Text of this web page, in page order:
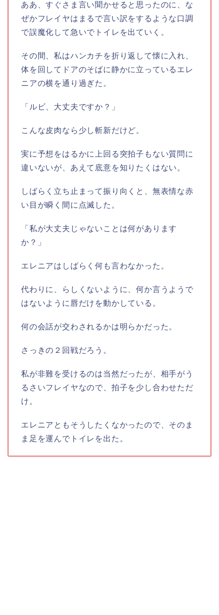
ああ、すぐさま言い聞かせると思ったのに、な
ぜかフレイヤはまるで言い訳をするような口調
で誤魔化して急いでトイレを出ていく。
その間、私はハンカチを折り返して懐に入れ、
体を回してドアのそばに静かに立っているエレ
ニアの横を通り過ぎた。
「ルビ、大丈夫ですか？」
こんな皮肉なら少し斬新だけど。
実に予想をはるかに上回る突拍子もない質問に
違いないが、あえて底意を知りたくはない。
しばらく立ち止まって振り向くと、無表情な赤
い目が瞬く間に点滅した。
「私が大丈夫じゃないことは何があります
か？」
エレニアはしばらく何も言わなかった。
代わりに、らしくないように、何か言うようで
はないように唇だけを動かしている。
何の会話が交わされるかは明らかだった。
さっきの２回戦だろう。
私が非難を受けるのは当然だったが、相手がう
るさいフレイヤなので、拍子を少し合わせただ
け。
エレニアともそうしたくなかったので、そのま
ま足を運んでトイレを出た。